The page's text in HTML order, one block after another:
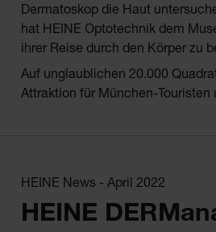
Dermatoskop die Haut
hat HEINE Optotechnik dem
ihrer Reise durch den Körper zu
Auf unglaublichen 20.000
Attraktion für München-
HEINE News - April 2022
HEINE